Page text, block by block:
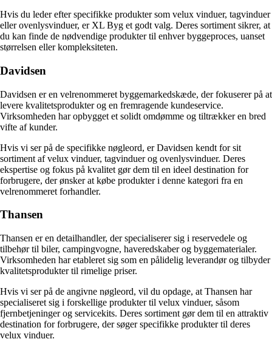
Hvis du leder efter specifikke produkter som velux vinduer, tagvinduer
eller ovenlysvinduer, er XL Byg et godt valg. Deres sortiment sikrer, at
du kan finde de nødvendige produkter til enhver byggeproces, uanset
størrelsen eller kompleksiteten.
Davidsen
Davidsen er en velrenommeret byggemarkedskæde, der fokuserer på at
levere kvalitetsprodukter og en fremragende kundeservice.
Virksomheden har opbygget et solidt omdømme og tiltrækker en bred
vifte af kunder.
Hvis vi ser på de specifikke nøgleord, er Davidsen kendt for sit
sortiment af velux vinduer, tagvinduer og ovenlysvinduer. Deres
ekspertise og fokus på kvalitet gør dem til en ideel destination for
forbrugere, der ønsker at købe produkter i denne kategori fra en
velrenommeret forhandler.
Thansen
Thansen er en detailhandler, der specialiserer sig i reservedele og
tilbehør til biler, campingvogne, haveredskaber og byggematerialer.
Virksomheden har etableret sig som en pålidelig leverandør og tilbyder
kvalitetsprodukter til rimelige priser.
Hvis vi ser på de angivne nøgleord, vil du opdage, at Thansen har
specialiseret sig i forskellige produkter til velux vinduer, såsom
fjernbetjeninger og servicekits. Deres sortiment gør dem til en attraktiv
destination for forbrugere, der søger specifikke produkter til deres
velux vinduer.